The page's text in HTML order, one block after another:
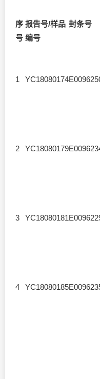
序
号
报告号/样品
编号
封条号
1 YC18080174
2 YC18080179
3 YC18080181
4 YC18080185